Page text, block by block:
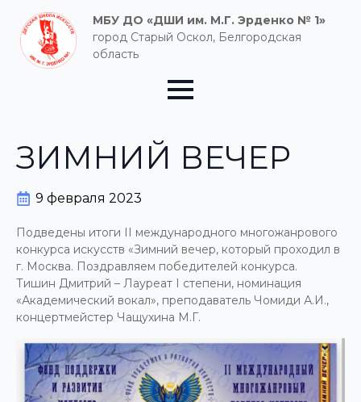
МБУ ДО «ДШИ им. М.Г. Эрденко № 1»
город Старый Оскол, Белгородская
область
ЗИМНИЙ ВЕЧЕР
9 февраля 2023
Подведены итоги II международного многожанрового
конкурса искусств «Зимний вечер, который проходил в
г. Москва. Поздравляем победителей конкурса.
Тишин Дмитрий – Лауреат I степени, номинация
«Академический вокал», преподаватель Чомиди А.И.,
концертмейстер Чащухина М.Г.